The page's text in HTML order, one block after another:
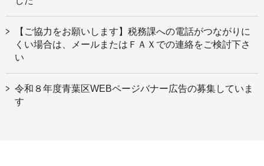
【ご協力をお願いします】税務課への電話がつながりに
くい場合は、メールまたはＦＡＸでの連絡をご検討下さ
い
令和８年度青葉区WEBページバナー広告の募集していま
す